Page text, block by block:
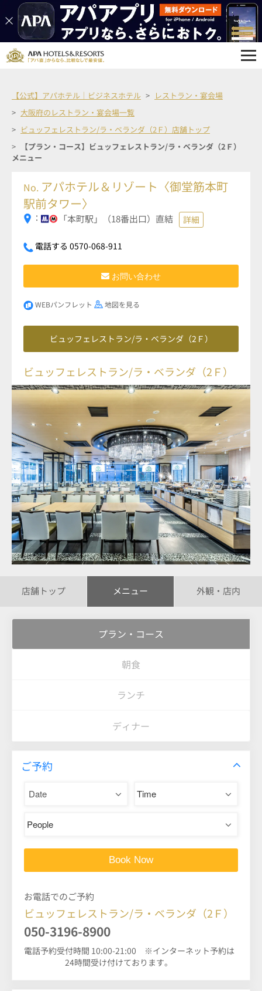
【公式】アパホテル｜ビジネスホテル
レストラン・宴会場
大阪府のレストラン・宴会場一覧
ビュッフェレストラン/ラ・ベランダ（2Ｆ）店舗トップ
【プラン・コース】ビュッフェレストラン/ラ・ベランダ（2Ｆ）
メニュー
No. アパホテル＆リゾート〈御堂筋本町
駅前タワー〉
： 「本町駅」（18番出口）直結 詳細
電話する 0570-068-911
お問い合わせ
WEBパンフレット 地図を見る
ビュッフェレストラン/ラ・ベランダ（2Ｆ）
ビュッフェレストラン/ラ・ベランダ（2Ｆ）
店舗トップ メニュー 外観・店内
プラン・コース
朝食
ランチ
ディナー
ご予約
お電話でのご予約
ビュッフェレストラン/ラ・ベランダ（2Ｆ）
050-3196-8900
電話予約受付時間 10:00-21:00 ※インターネット予約は
24時間受け付けております。